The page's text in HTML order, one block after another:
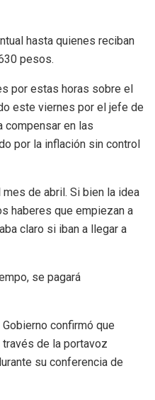
hasta quienes reciban
pesos.
por estas horas sobre el
este viernes por el jefe de
compensar en las
por la inflación sin control
de abril. Si bien la idea
haberes que empiezan a
claro si iban a llegar a
se pagará
confirmó que
través de la portavoz
su conferencia de